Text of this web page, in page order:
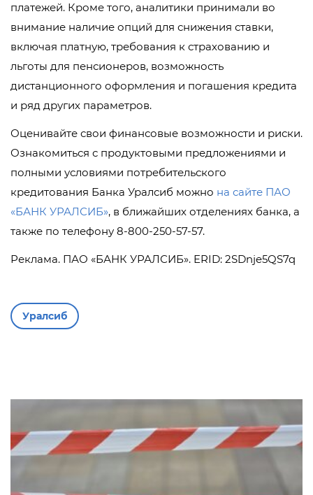
платежей. Кроме того, аналитики принимали во
внимание наличие опций для снижения ставки,
включая платную, требования к страхованию и
льготы для пенсионеров, возможность
дистанционного оформления и погашения кредита
и ряд других параметров.
Оценивайте свои финансовые возможности и риски.
Ознакомиться с продуктовыми предложениями и
полными условиями потребительского
кредитования Банка Уралсиб можно на сайте ПАО
«БАНК УРАЛСИБ», в ближайших отделениях банка, а
также по телефону 8-800-250-57-57.
Реклама. ПАО «БАНК УРАЛСИБ». ERID: 2SDnje5QS7q
Уралсиб